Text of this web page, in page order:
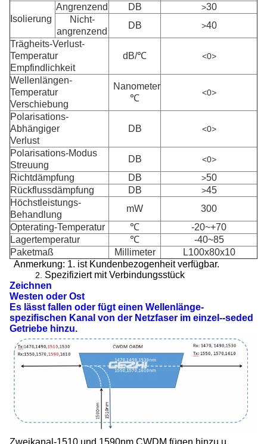
Isolierung
Angrenzend DB >30
Nicht-
angrenzend
DB >40
Trägheits-Verlust-
Temperatur
Empfindlichkeit
dB/℃ <0>
Wellenlängen-
Temperatur
Verschiebung
Nanometer
℃
<0>
Polarisations-
Abhängiger
Verlust
DB <0>
Polarisations-Modus
Streuung
DB <0>
Richtdämpfung DB >50
Rückflussdämpfung
DB >45
Höchstleistungs-
Behandlung
mW
300
Opterating-Temperatur
℃
-20~+70
Lagertemperatur
℃
-40~85
Paketmaß
Millimeter
L100x80x10
Anmerkung: 1. ist Kundenbezogenheit verfügbar.
2. Spezifiziert mit Verbindungsstück
Zeichnen
Westen oder Ost
Es lässt fallen oder fügt einen Wellenlänge-
spezifischen Kanal von der Netzfaser im einzel--seded
Getriebe hinzu.